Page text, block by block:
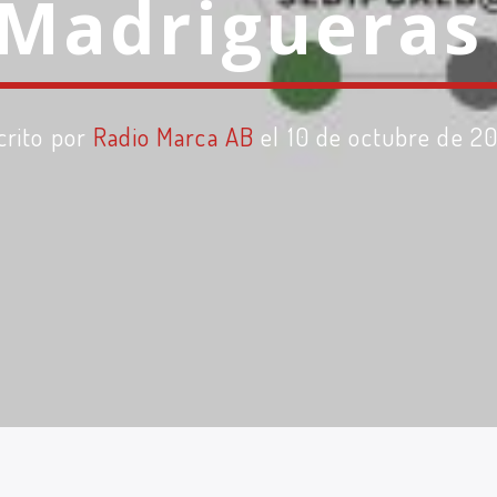
por Radio Marca AB el 10 de octubre de